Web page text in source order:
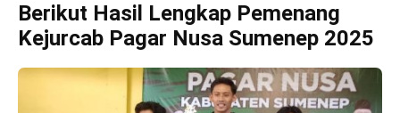
Berikut Hasil Lengkap Pemenang
Kejurcab Pagar Nusa Sumenep 2025